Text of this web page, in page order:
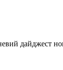
дайджест